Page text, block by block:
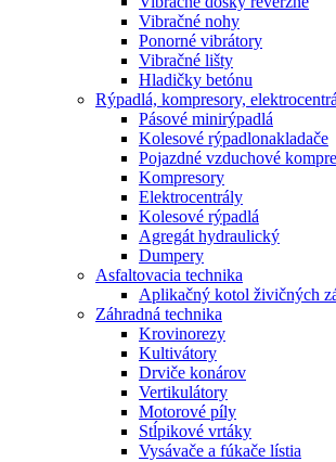
Vibračné nohy
Ponorné vibrátory
Vibračné lišty
Hladičky betónu
Rýpadlá, kompresory,
Pásové minirýpadlá
Kolesové rýpadlonakladače
Pojazdné vzduchové
Kompresory
Elektrocentrály
Kolesové rýpadlá
Agregát hydraulický
Dumpery
Asfaltovacia technika
Aplikačný kotol živičných
Záhradná technika
Krovinorezy
Kultivátory
Drviče konárov
Vertikulátory
Motorové píly
Stĺpikové vrtáky
Vysávače a fúkače lístia